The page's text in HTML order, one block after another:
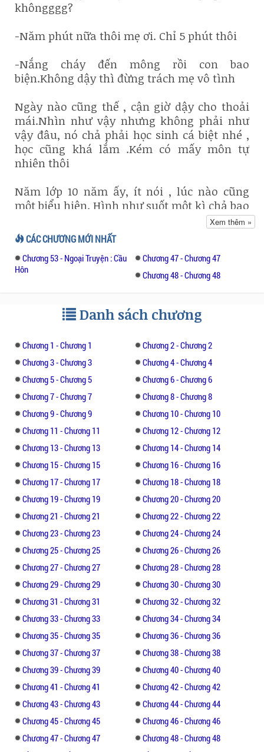
khôngggg?
-Năm phút nữa thôi mẹ ơi. Chỉ 5 phút thôi
-Nắng cháy đến mông rồi con bao
biện.Không dậy thì đừng trách mẹ vô tình
Ngày nào cũng thế , cận giờ dậy cho thoải
mái.Nhìn như vậy nhưng không phải như
vậy đâu, nó chả phải học sinh cá biệt nhé ,
học cũng khá lắm .Kém có mấy môn tự
nhiên thôi
Năm lớp 10 năm ấy, ít nói , lúc nào cũng
một biểu hiện. Hình như suốt một kì chả bao
giờ thấy nó cười cả.Âu cũng vì đưa ra cái
phương châm ít nói là vàng , học hành là
chính.Cũng do anh em cây khế cứ doạ nó
cao trung đi học đánh nhau như ăn cơm :)))
người xấu thì đông như kiến.Tâm lý nó thì
lớp sợ mấy ai dám bắt chuyện. May học
cùng lớp với con bạn cởi chuồng tắm mưa
luyện- chớ làm phiền.May thay, Hắc cô
nương, ừm do da hơi tối màu chứ tên rất
hay nhé Trần Bích Hường .Hắc cô nương
xông tới bắt chuyện như một vị thần
-Chào cậu , tớ là Bích Hường nhưng cậu
cũng có thể gọi tớ là Bách Hường
-ừ,chào , Hạ Lan
Đối đáp thì cũng ngắn thế thôi.Có thể suốt
một thời gian Hường cứ quanh quanh nói
chuyện khá nhiều với nó nhưng nó lại
không thể tiếp nhận một cô bạn thân đột
ngột đến vậy cho đến cuối Kì 1 năm 11.
Xem thêm »
CÁC CHƯƠNG MỚI NHẤT
Chương 53 - Ngoại Truyện : Cầu
Hôn
Chương 47 - Chương 47
Chương 48 - Chương 48
Danh sách chương
Chương 1 - Chương 1
Chương 2 - Chương 2
Chương 3 - Chương 3
Chương 4 - Chương 4
Chương 5 - Chương 5
Chương 6 - Chương 6
Chương 7 - Chương 7
Chương 8 - Chương 8
Chương 9 - Chương 9
Chương 10 - Chương 10
Chương 11 - Chương 11
Chương 12 - Chương 12
Chương 13 - Chương 13
Chương 14 - Chương 14
Chương 15 - Chương 15
Chương 16 - Chương 16
Chương 17 - Chương 17
Chương 18 - Chương 18
Chương 19 - Chương 19
Chương 20 - Chương 20
Chương 21 - Chương 21
Chương 22 - Chương 22
Chương 23 - Chương 23
Chương 24 - Chương 24
Chương 25 - Chương 25
Chương 26 - Chương 26
Chương 27 - Chương 27
Chương 28 - Chương 28
Chương 29 - Chương 29
Chương 30 - Chương 30
Chương 31 - Chương 31
Chương 32 - Chương 32
Chương 33 - Chương 33
Chương 34 - Chương 34
Chương 35 - Chương 35
Chương 36 - Chương 36
Chương 37 - Chương 37
Chương 38 - Chương 38
Chương 39 - Chương 39
Chương 40 - Chương 40
Chương 41 - Chương 41
Chương 42 - Chương 42
Chương 43 - Chương 43
Chương 44 - Chương 44
Chương 45 - Chương 45
Chương 46 - Chương 46
Chương 47 - Chương 47
Chương 48 - Chương 48